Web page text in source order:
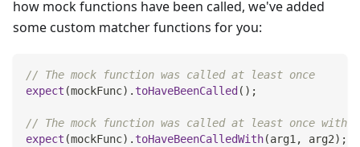
how mock functions have been called, we've added
some custom matcher functions for you:
// The mock function was called at least once
expect (mockFunc) . toHaveBeenCalled ( ) ;
// The mock function was called at least once with
expect (mockFunc) . toHaveBeenCalledWith(arg1, arg2) ;